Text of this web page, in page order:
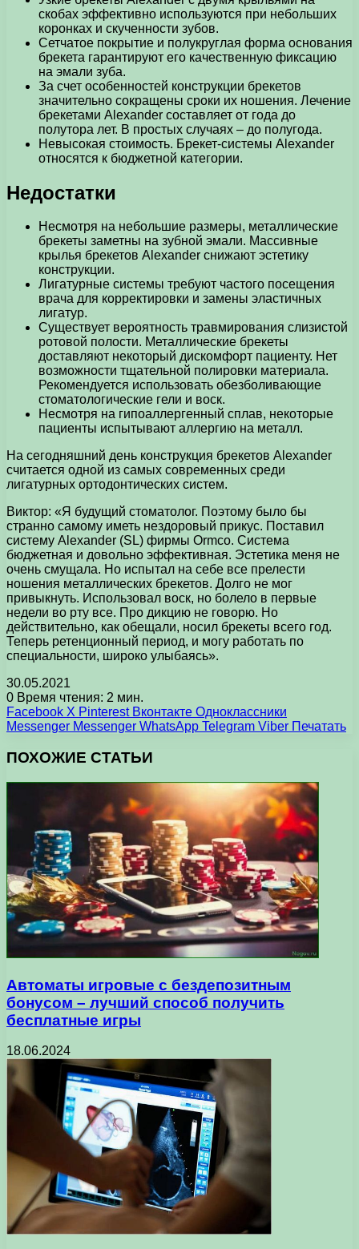
скобах эффективно используются при небольших
коронках и скученности зубов.
Сетчатое покрытие и полукруглая форма основания
брекета гарантируют его качественную фиксацию
на эмали зуба.
За счет особенностей конструкции брекетов
значительно сокращены сроки их ношения. Лечение
брекетами Alexander составляет от года до
полутора лет. В простых случаях – до полугода.
Невысокая стоимость. Брекет-системы Alexander
относятся к бюджетной категории.
Недостатки
Несмотря на небольшие размеры, металлические
брекеты заметны на зубной эмали. Массивные
крылья брекетов Alexander снижают эстетику
конструкции.
Лигатурные системы требуют частого посещения
врача для корректировки и замены эластичных
лигатур.
Существует вероятность травмирования слизистой
ротовой полости. Металлические брекеты
доставляют некоторый дискомфорт пациенту. Нет
возможности тщательной полировки материала.
Рекомендуется использовать обезболивающие
стоматологические гели и воск.
Несмотря на гипоаллергенный сплав, некоторые
пациенты испытывают аллергию на металл.
На сегодняшний день конструкция брекетов Alexander
считается одной из самых современных среди
лигатурных ортодонтических систем.
Виктор: «Я будущий стоматолог. Поэтому было бы
странно самому иметь нездоровый прикус. Поставил
систему Alexander (SL) фирмы Ormco. Система
бюджетная и довольно эффективная. Эстетика меня не
очень смущала. Но испытал на себе все прелести
ношения металлических брекетов. Долго не мог
привыкнуть. Использовал воск, но болело в первые
недели во рту все. Про дикцию не говорю. Но
действительно, как обещали, носил брекеты всего год.
Теперь ретенционный период, и могу работать по
специальности, широко улыбаясь».
30.05.2021
0 Время чтения: 2 мин.
Facebook X Pinterest Вконтакте Одноклассники
Messenger Messenger WhatsApp Telegram Viber Печатать
ПОХОЖИЕ СТАТЬИ
Автоматы игровые с бездепозитным
бонусом – лучший способ получить
бесплатные игры
18.06.2024